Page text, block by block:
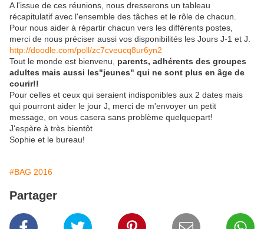
A l'issue de ces réunions, nous dresserons un tableau
récapitulatif avec l'ensemble des tâches et le rôle de chacun.
Pour nous aider à répartir chacun vers les différents postes,
merci de nous préciser aussi vos disponibilités les Jours J-1 et J.
http://doodle.com/poll/zc7cveucq8ur6yn2
Tout le monde est bienvenu, parents, adhérents des groupes
adultes mais aussi les"jeunes" qui ne sont plus en âge de
courir!!
Pour celles et ceux qui seraient indisponibles aux 2 dates mais
qui pourront aider le jour J, merci de m'envoyer un petit
message, on vous casera sans problème quelquepart!
J'espère à très bientôt
Sophie et le bureau!
#BAG 2016
Partager